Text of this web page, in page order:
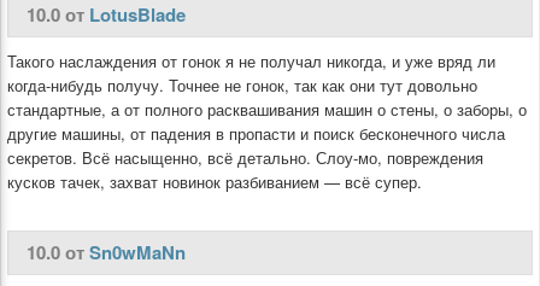
10.0 от LotusBlade
Такого наслаждения от гонок я не получал никогда, и уже вряд ли
когда-нибудь получу. Точнее не гонок, так как они тут довольно
стандартные, а от полного расквашивания машин о стены, о заборы, о
другие машины, от падения в пропасти и поиск бесконечного числа
секретов. Всё насыщенно, всё детально. Слоу-мо, повреждения
кусков тачек, захват новинок разбиванием — всё супер.
10.0 отSn0wMaNn